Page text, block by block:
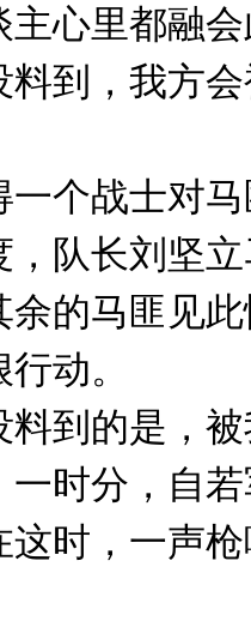
主心里都融
料到，我方
一个战士对
，队长刘坚
余的马匪见
动。
料到的是，
一时分，自
这时，一声